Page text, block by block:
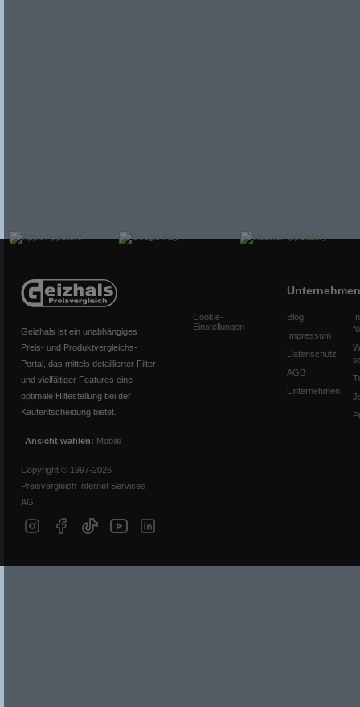
Geizhals ist ein unabhängiges
Preis- und Produktvergleichs-
Portal, das mittels detaillierter Filter
und vielfältiger Features eine
optimale Hilfestellung bei der
Kaufentscheidung bietet.
Ansicht wählen: Mobile
Copyright © 1997-2026
Preisvergleich Internet Services
AG
Cookie-
Einstellungen
Unternehmen
Blog
Impressum
Datenschutz
AGB
Unternehmen